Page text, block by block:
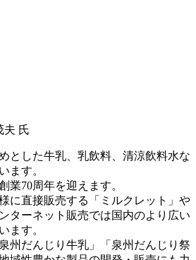
夫 氏
とした牛乳、乳飲料、清涼飲料水な
ます。
業70周年を迎えます。
に直接販売する「ミルクレット」や
ターネット販売では国内のより広い
ます。
州だんじり牛乳」「泉州だんじり祭